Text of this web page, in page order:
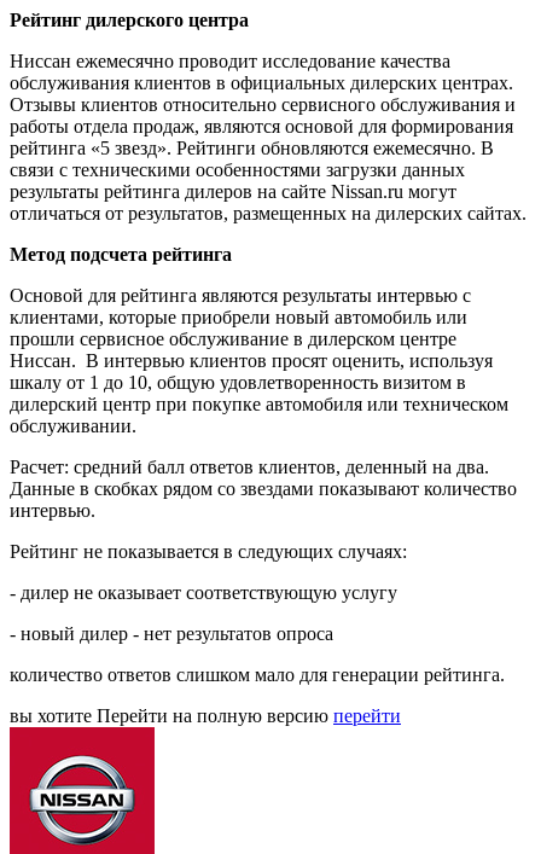
Рейтинг дилерского центра
Ниссан ежемесячно проводит исследование качества
обслуживания клиентов в официальных дилерских центрах.
Отзывы клиентов относительно сервисного обслуживания и
работы отдела продаж, являются основой для формирования
рейтинга «5 звезд». Рейтинги обновляются ежемесячно. В
связи с техническими особенностями загрузки данных
результаты рейтинга дилеров на сайте Nissan.ru могут
отличаться от результатов, размещенных на дилерских сайтах.
Метод подсчета рейтинга
Основой для рейтинга являются результаты интервью с
клиентами, которые приобрели новый автомобиль или
прошли сервисное обслуживание в дилерском центре
Ниссан. В интервью клиентов просят оценить, используя
шкалу от 1 до 10, общую удовлетворенность визитом в
дилерский центр при покупке автомобиля или техническом
обслуживании.
Расчет: средний балл ответов клиентов, деленный на два.
Данные в скобках рядом со звездами показывают количество
интервью.
Рейтинг не показывается в следующих случаях:
- дилер не оказывает соответствующую услугу
- новый дилер - нет результатов опроса
количество ответов слишком мало для генерации рейтинга.
вы хотите Перейти на полную версию перейти